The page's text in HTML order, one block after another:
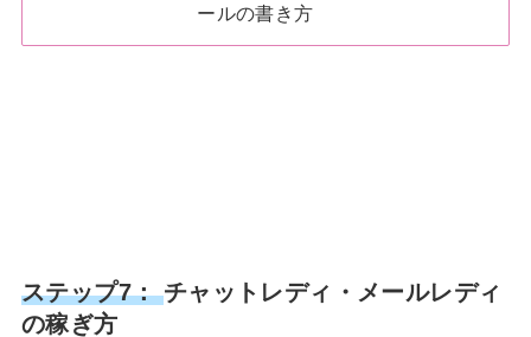
ールの書き方
ステップ7： チャットレディ・メールレディ
の稼ぎ方